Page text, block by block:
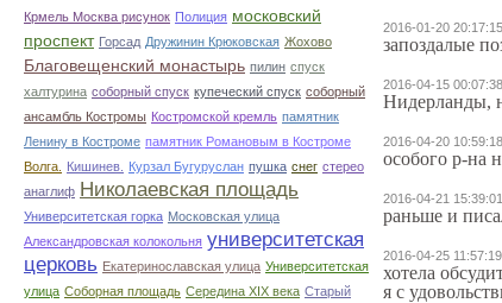
Крмель Москва рисунок Полиция московский
проспект Горсад Дружинин Крюковская Жохово
Благовещенский монастырь пилин спуск
халтурина соборный спуск купеческий спуск соборный
ансамбль Костромы Костромской кремль памятник
Ленину в Костроме памятник Романовым в Костроме
Волга.
Кишинев. Курзал Бугуруслан пушка снег стерео
анаглиф Николаевская площадь
Университетская горка Московская улица
Александровская колокольня университетская
церковь Екатеринославская улица Университетская
улица Соборная площадь Середина XIX века Старый
2016-01-20 20:17:15
запоздалые
2016-04-15 00:07:38
Нидерланды,
2016-04-20 10:59:18
особого р-на
2016-04-21 15:39:01
раньше и
2016-04-25 11:57:19
хотела
я с